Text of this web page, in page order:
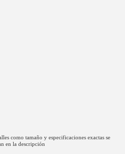
como tamaño y especificaciones exactas se
en la descripción